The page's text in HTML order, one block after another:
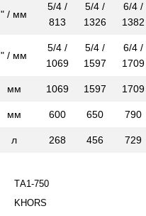
" / мм
5/4 /
813
5/4 /
1326
6/4 /
1382
" / мм
5/4 /
1069
5/4 /
1597
6/4 /
1709
мм 1069 1597 1709
мм 600 650 790
л 268 456 729
ТА1-750
KHORS